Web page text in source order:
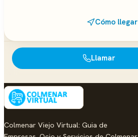
Cómo llegar
Llamar
Colmenar Viejo Virtual: Guia de